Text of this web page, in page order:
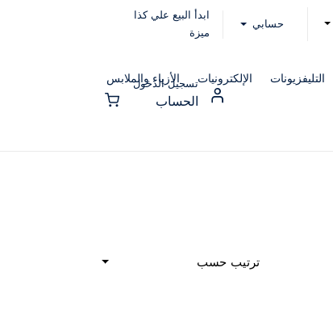
حسابي
ابدأ البيع علي كذا
ميزة
التليفزيونات الإلكترونيات الأزياء والملابس
تسجيل الدخول
الحساب
ترتيب حسب